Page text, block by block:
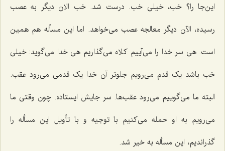
این‌جا را؟ خب، خیلی خب. درست شد. خب الان دیگر به عصب
رسیده، الآن دیگر معالجه عصب می‌خواهد. اما این مسأله هم همین
است. هی سر خدا را می‌آییم کلاه می‌گذاریم هی خدا می‌گوید: خیلی
خب باشد یک قدم می‌رویم جلوتر آن خدا یک قدمی می‌رود عقب.
البته ما می‌گوییم می‌رود عقب‌ها. سر جایش‌ ایستاده. چون وقتی ما
می‌رویم به او حمله می‌کنیم با توجیه و با تأویل این مسأله را
گذراندیم، این مسأله به خیر شد.